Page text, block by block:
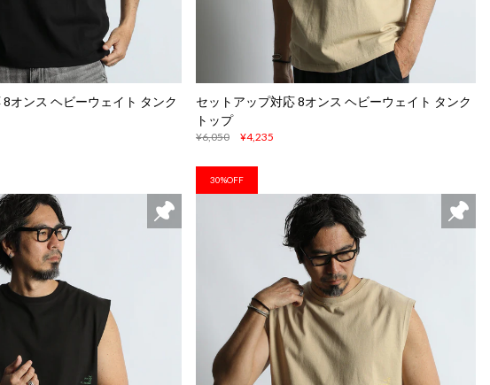
オンス ヘビーウェイト タンク
セットアップ対応 8オンス ヘビーウェイト タンク
トップ
¥6,050 ¥4,235
30%OFF